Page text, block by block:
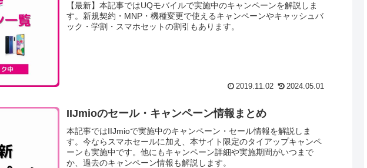
【最新】本記事ではUQモバイルで実施中のキャンペーンを解説しま
す。新規契約・MNP・機種変更で使えるキャンペーンやキャッシュバ
ック・学割・スマホセットの割引もあります。
2019.11.02 2024.05.01
IIJmioのセール・キャンペーン情報まとめ
本記事ではIIJmioで実施中のキャンペーン・セール情報を解説しま
す。今ならスマホセールに加え、本サイト限定のタイアップキャンペ
ーンも実施中です。他にもキャンペーン詳細や実施期間がいつまで
か、過去のキャンペーン情報も解説します。